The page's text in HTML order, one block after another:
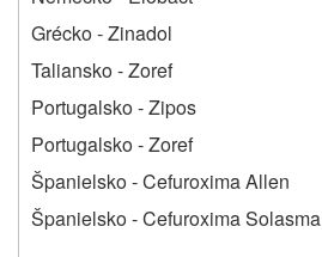
Grécko ‑ Zinadol
Taliansko ‑ Zoref
Portugalsko ‑ Zipos
Portugalsko ‑ Zoref
Španielsko - Cefuroxima Allen
Španielsko - Cefuroxima Solasma